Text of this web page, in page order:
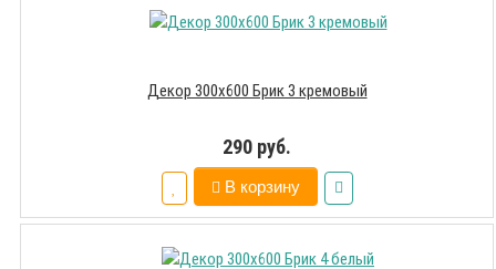
Декор 300х600 Брик 3 кремовый
290 руб.
В корзину